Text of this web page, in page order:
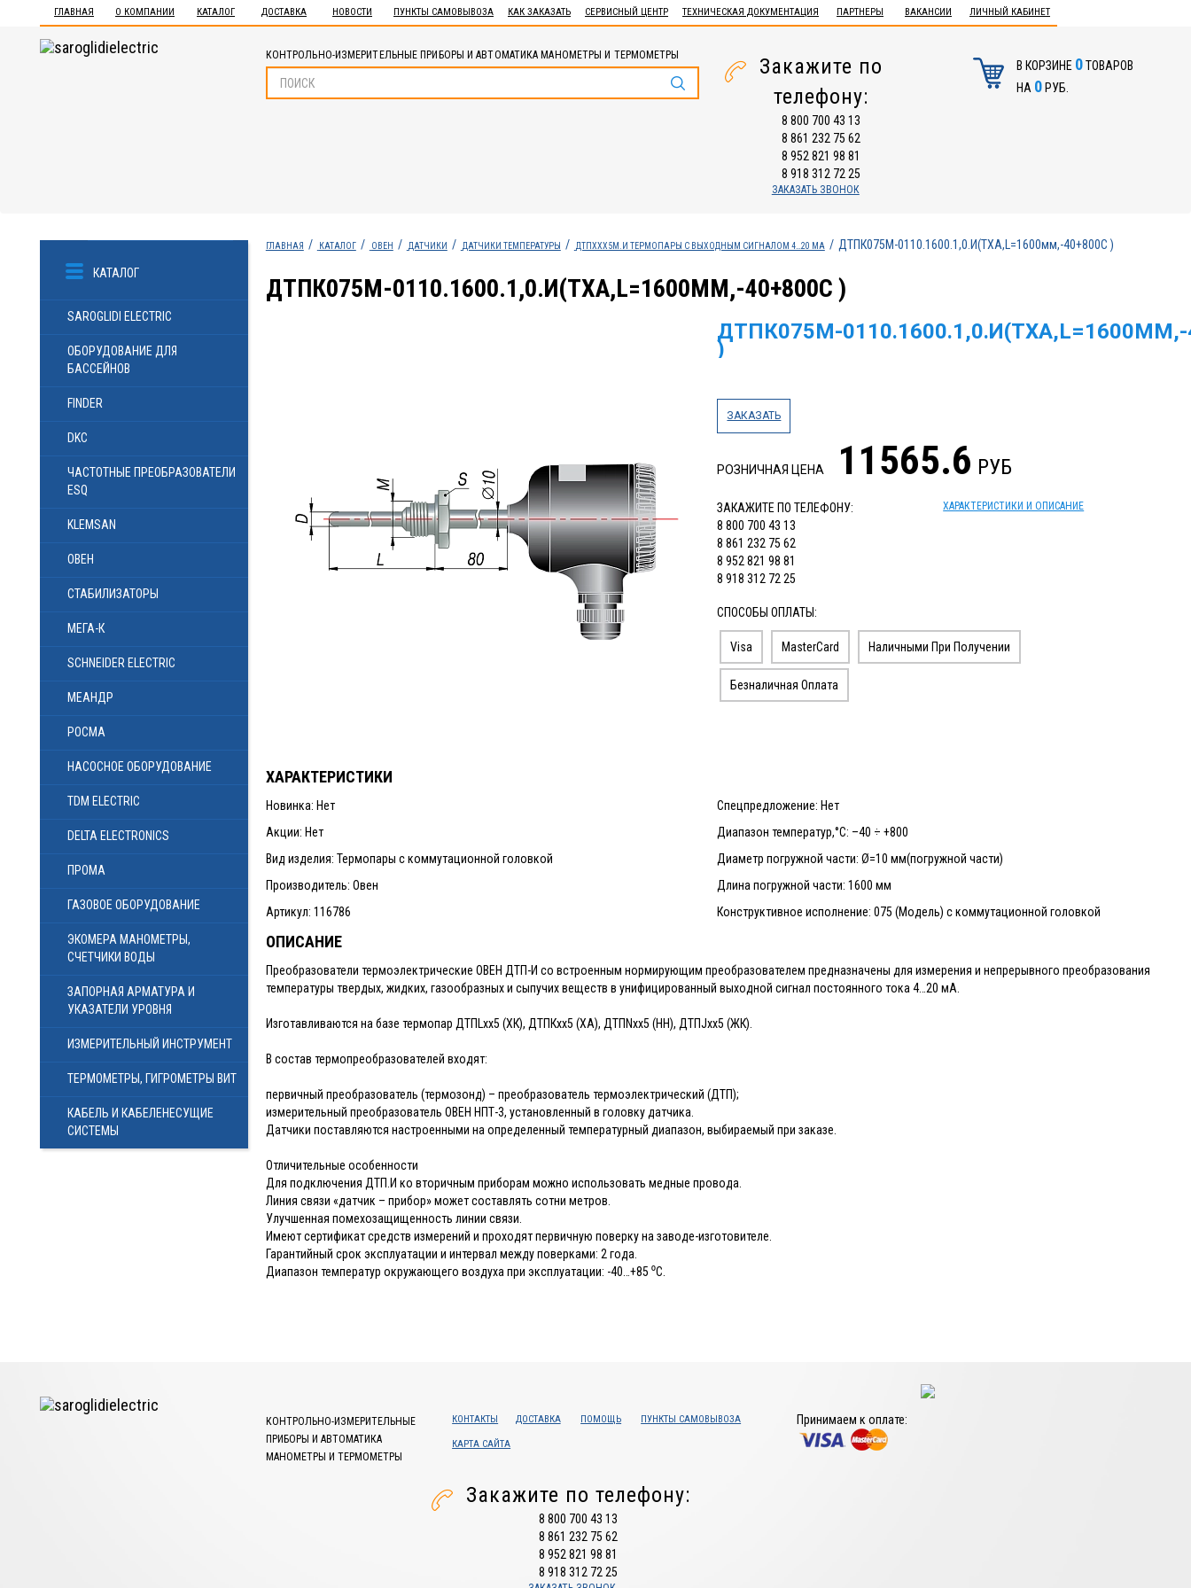
ГЛАВНАЯ О КОМПАНИИ КАТАЛОГ ДОСТАВКА НОВОСТИ ПУНКТЫ САМОВЫВОЗА КАК ЗАКАЗАТЬ СЕРВИСНЫЙ ЦЕНТР ТЕХНИЧЕСКАЯ ДОКУМЕНТАЦИЯ ПАРТНЕРЫ ВАКАНСИИ ЛИЧНЫЙ КАБИНЕТ
КОНТРОЛЬНО-ИЗМЕРИТЕЛЬНЫЕ ПРИБОРЫ И АВТОМАТИКА МАНОМЕТРЫ И ТЕРМОМЕТРЫ
Закажите по
телефону:
8 800 700 43 13
8 861 232 75 62
8 952 821 98 81
8 918 312 72 25
ЗАКАЗАТЬ ЗВОНОК
В КОРЗИНЕ 0ТОВАРОВ
НА 0РУБ.
КАТАЛОГ
SAROGLIDI ELECTRIC
ОБОРУДОВАНИЕ ДЛЯ
БАССЕЙНОВ
FINDER
DKC
ЧАСТОТНЫЕ ПРЕОБРАЗОВАТЕЛИ
ESQ
KLEMSAN
ОВЕН
СТАБИЛИЗАТОРЫ
МЕГА-К
SCHNEIDER ELECTRIC
МЕАНДР
РОСМА
НАСОСНОЕ ОБОРУДОВАНИЕ
TDM ELECTRIC
DELTA ELECTRONICS
ПРОМА
ГАЗОВОЕ ОБОРУДОВАНИЕ
ЭКОМЕРА МАНОМЕТРЫ,
СЧЕТЧИКИ ВОДЫ
ЗАПОРНАЯ АРМАТУРА И
УКАЗАТЕЛИ УРОВНЯ
ИЗМЕРИТЕЛЬНЫЙ ИНСТРУМЕНТ
ТЕРМОМЕТРЫ, ГИГРОМЕТРЫ ВИТ
КАБЕЛЬ И КАБЕЛЕНЕСУЩИЕ
СИСТЕМЫ
ГЛАВНАЯ КАТАЛОГ ОВЕН ДАТЧИКИ ДАТЧИКИ ТЕМПЕРАТУРЫ ДТПХХХ5М.И ТЕРМОПАРЫ С ВЫХОДНЫМ СИГНАЛОМ 4…20 МА ДТПК075М-0110.1600.1,0.И(ТХА,L=1600мм,-40+800С )
ДТПК075М-0110.1600.1,0.И(ТХА,L=1600ММ,-40+800С )
ДТПК075М-0110.1600.1,0.И(ТХА,L=1600ММ,-
)
ЗАКАЗАТЬ
РОЗНИЧНАЯ ЦЕНА 11565.6 РУБ
ЗАКАЖИТЕ ПО ТЕЛЕФОНУ:
8 800 700 43 13
8 861 232 75 62
8 952 821 98 81
8 918 312 72 25
ХАРАКТЕРИСТИКИ И ОПИСАНИЕ
СПОСОБЫ ОПЛАТЫ:
Visa MasterCard Наличными При Получении
Безналичная Оплата
ХАРАКТЕРИСТИКИ
Новинка: Нет
Акции: Нет
Вид изделия: Термопары с коммутационной головкой
Производитель: Овен
Артикул: 116786
Спецпредложение: Нет
Диапазон температур,°С: –40 ÷ +800
Диаметр погружной части: Ø=10 мм(погружной части)
Длина погружной части: 1600 мм
Конструктивное исполнение: 075 (Модель) с коммутационной головкой
ОПИСАНИЕ
Преобразователи термоэлектрические ОВЕН ДТП-И со встроенным нормирующим преобразователем предназначены для измерения и непрерывного преобразования
температуры твердых, жидких, газообразных и сыпучих веществ в унифицированный выходной сигнал постоянного тока 4…20 мА.
Изготавливаются на базе термопар ДТПLхх5 (ХК), ДТПКхх5 (ХА), ДТПNхх5 (НН), ДТПJхх5 (ЖК).
В состав термопреобразователей входят:
первичный преобразователь (термозонд) – преобразователь термоэлектрический (ДТП);
измерительный преобразователь ОВЕН НПТ-3, установленный в головку датчика.
Датчики поставляются настроенными на определенный температурный диапазон, выбираемый при заказе.
Отличительные особенности
Для подключения ДТП.И ко вторичным приборам можно использовать медные провода.
Линия связи «датчик – прибор» может составлять сотни метров.
Улучшенная помехозащищенность линии связи.
Имеют сертификат средств измерений и проходят первичную поверку на заводе-изготовителе.
Гарантийный срок эксплуатации и интервал между поверками: 2 года.
Диапазон температур окружающего воздуха при эксплуатации: -40…+85 ⁰С.
КОНТРОЛЬНО-ИЗМЕРИТЕЛЬНЫЕ
ПРИБОРЫ И АВТОМАТИКА
МАНОМЕТРЫ И ТЕРМОМЕТРЫ
КОНТАКТЫ ДОСТАВКА ПОМОЩЬ ПУНКТЫ САМОВЫВОЗА
КАРТА САЙТА
Закажите по телефону:
8 800 700 43 13
8 861 232 75 62
8 952 821 98 81
8 918 312 72 25
Принимаем к оплате: